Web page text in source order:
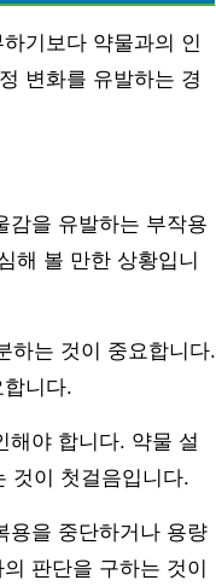
기보다 약물과의 인
변화를 유발하는 경
감을 유발하는 부작용
해 볼 만한 상황입니
하는 것이 중요합니다.
니다.
해야 합니다. 약물 설
것이 첫걸음입니다.
용을 중단하거나 용량
판단을 구하는 것이